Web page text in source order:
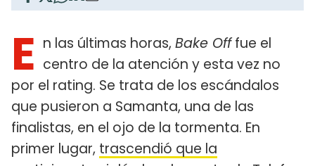
E n las últimas horas, Bake Offfue el
centro de la atención y esta vez no
por el rating. Se trata de los escándalos
que pusieron a Samanta, una de las
finalistas, en el ojo de la tormenta. En
primer lugar, trascendió que la